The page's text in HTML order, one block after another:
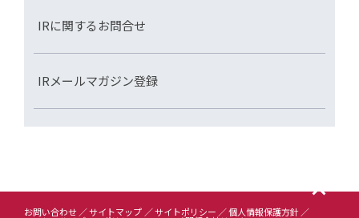
IRに関するお問合せ
IRメールマガジン登録
お問い合わせ サイトマップ サイトポリシー 個人情報保護方針